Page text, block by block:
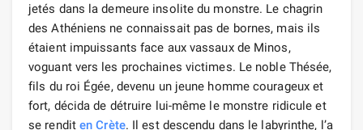
jetés dans la demeure insolite du monstre. Le chagrin
des Athéniens ne connaissait pas de bornes, mais ils
étaient impuissants face aux vassaux de Minos,
voguant vers les prochaines victimes. Le noble Thésée,
fils du roi Égée, devenu un jeune homme courageux et
fort, décida de détruire lui-même le monstre ridicule et
se rendit en Crète. Il est descendu dans le labyrinthe, l’a